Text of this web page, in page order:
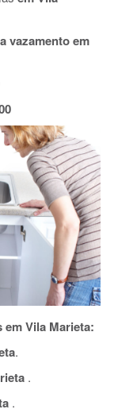
vazamento em
Vila Marieta:
.
.
.